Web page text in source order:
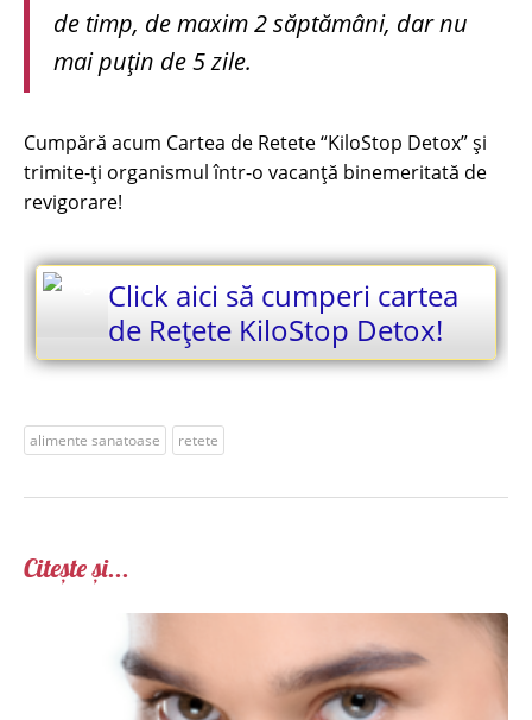
de timp, de maxim 2 săptămâni, dar nu
mai puțin de 5 zile.
Cumpără acum Cartea de Retete “KiloStop Detox” și
trimite-ți organismul într-o vacanță binemeritată de
revigorare!
Click aici să cumperi cartea
de Rețete KiloStop Detox!
alimente sanatoase retete
Citește și...